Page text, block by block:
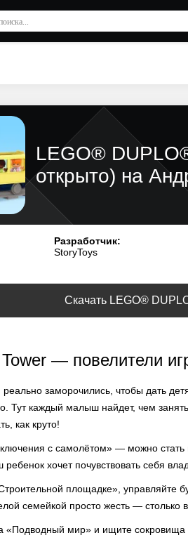
LEGO®
открыто) на
Разработчик:
StoryToys
Скачать LEGO®
— повелители
реально заморочились, чтобы дать
Тут каждый малыш найдет, чем
как круто!
с самолётом» — можно стать
ребенок хочет почувствовать себя
площадке», управляйте
семейкой просто жесть — столько
«Подводный мир» и ищите